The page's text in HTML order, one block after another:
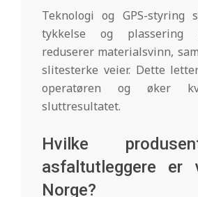
Teknologi og GPS-styring
tykkelse og plassering
reduserer materialsvinn,
slitesterke veier. Dette
operatøren og øker
sluttresultatet.
Hvilke
asfaltutleggere er
Norge?